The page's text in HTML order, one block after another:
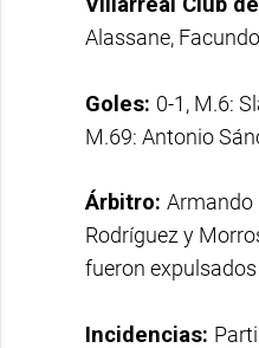
Alassane,
Goles: 0-1, M.6:
M.69: Antonio
Árbitro: Armando
Rodríguez y
fueron
Incidencias: